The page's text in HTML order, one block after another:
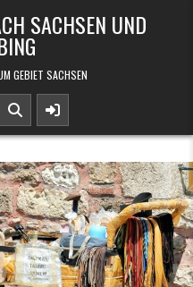
SACHSEN UND
GEBIET SACHSEN